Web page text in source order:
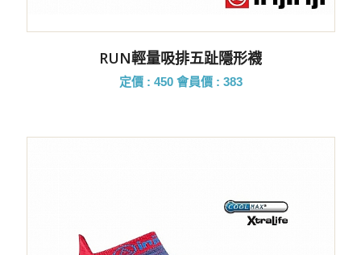
RUN輕量吸排五趾隱形襪
定價 : 450 會員價 : 383